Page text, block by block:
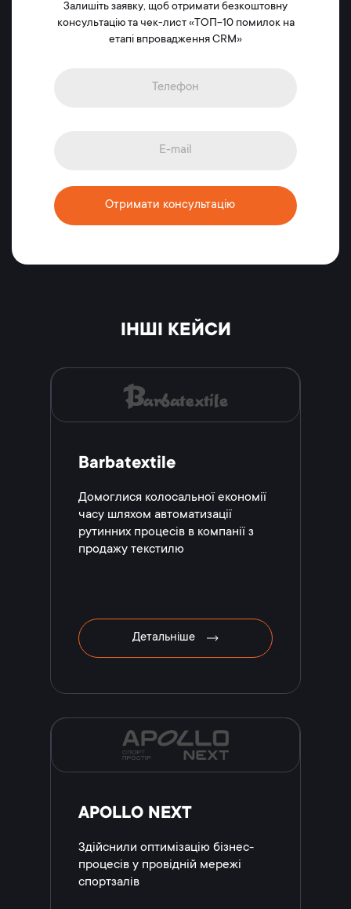
Залишіть заявку, щоб отримати безкоштовну
консультацію та чек-лист «ТОП-10 помилок на
етапі впровадження CRM»
Отримати консультацію
ІНШІ КЕЙСИ
Barbatextile
Домоглися колосальної економії
часу шляхом автоматизації
рутинних процесів в компанії з
продажу текстилю
Детальніше
APOLLO NEXT
Здійснили оптимізацію бізнес-
процесів у провідній мережі
спортзалів